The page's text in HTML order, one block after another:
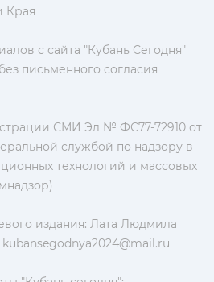
Края
с сайта "Кубань Сегодня"
письменного согласия
СМИ Эл № ФС77-72910 от
службой по надзору в
технологий и массовых
издания: Лата Людмила
kubansegodnya2024@mail.ru